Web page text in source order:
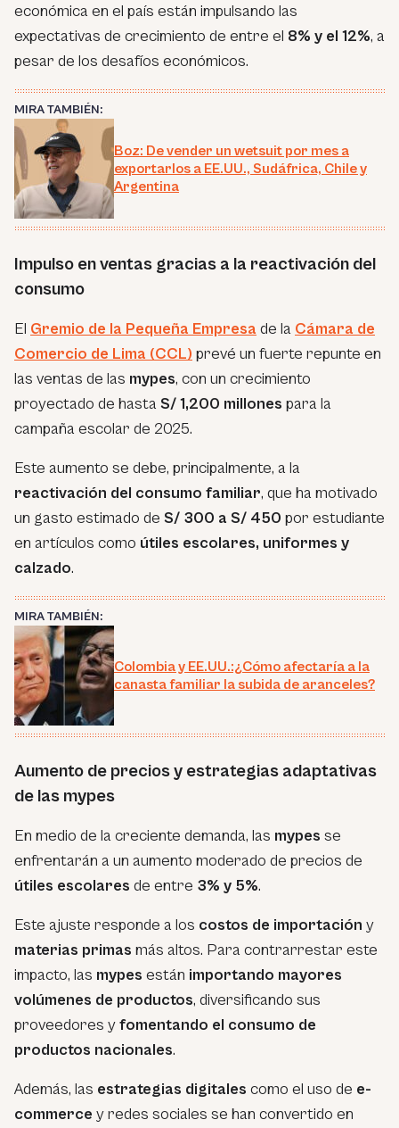
económica en el país están impulsando las
expectativas de crecimiento de entre el 8% y el 12%, a
pesar de los desafíos económicos.
MIRA TAMBIÉN:
Boz: De vender un wetsuit por mes a
exportarlos a EE.UU., Sudáfrica, Chile y
Argentina
Impulso en ventas gracias a la reactivación del
consumo
El Gremio de la Pequeña Empresa de la Cámara de
Comercio de Lima (CCL) prevé un fuerte repunte en
las ventas de las mypes, con un crecimiento
proyectado de hasta S/ 1,200 millones para la
campaña escolar de 2025.
Este aumento se debe, principalmente, a la
reactivación del consumo familiar, que ha motivado
un gasto estimado de S/ 300 a S/ 450 por estudiante
en artículos como útiles escolares, uniformes y
calzado.
MIRA TAMBIÉN:
Colombia y EE.UU.:¿Cómo afectaría a la
canasta familiar la subida de aranceles?
Aumento de precios y estrategias adaptativas
de las mypes
En medio de la creciente demanda, las mypes se
enfrentarán a un aumento moderado de precios de
útiles escolares de entre 3% y 5%.
Este ajuste responde a los costos de importación y
materias primas más altos. Para contrarrestar este
impacto, las mypes están importando mayores
volúmenes de productos, diversificando sus
proveedores yfomentando el consumo de
productos nacionales.
Además, las estrategias digitales como el uso de e-
commerce y redes sociales se han convertido en